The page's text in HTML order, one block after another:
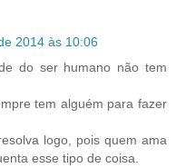
2014 às 10:06
do ser humano não tem
tem alguém para fazer
logo, pois quem ama
esse tipo de coisa.